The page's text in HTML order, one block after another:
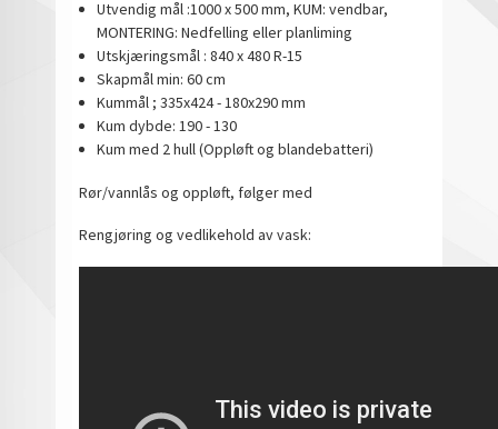
Utvendig mål :1000 x 500 mm, KUM: vendbar,
MONTERING: Nedfelling eller planliming
Utskjæringsmål : 840 x 480 R-15
Skapmål min: 60 cm
Kummål ; 335x424 - 180x290 mm
Kum dybde: 190 - 130
Kum med 2 hull (Oppløft og blandebatteri)
Rør/vannlås og oppløft, følger med
Rengjøring og vedlikehold av vask: